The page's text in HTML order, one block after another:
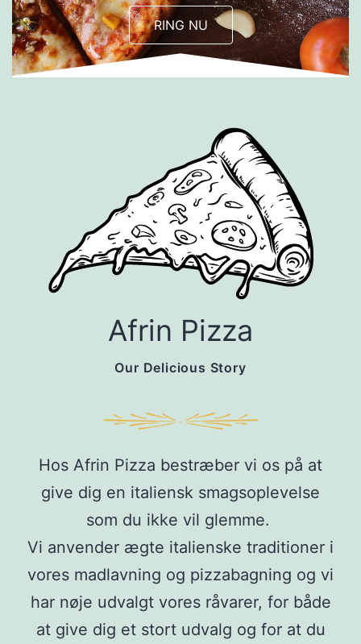
RING NU
Afrin Pizza
Our Delicious Story
Hos Afrin Pizza bestræber vi os på at
give dig en italiensk smagsoplevelse
som du ikke vil glemme.
Vi anvender ægte italienske traditioner i
vores madlavning og pizzabagning og vi
har nøje udvalgt vores råvarer, for både
at give dig et stort udvalg og for at du